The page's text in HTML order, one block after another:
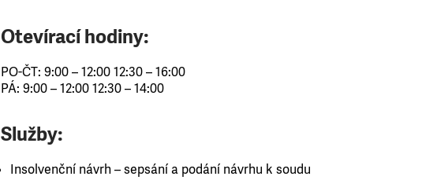
Otevírací hodiny:
PO-ČT: 9:00 – 12:00 12:30 – 16:00
PÁ: 9:00 – 12:00 12:30 – 14:00
Služby:
Insolvenční návrh – sepsání a podání návrhu k soudu